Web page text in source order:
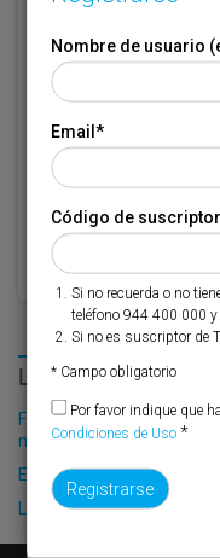
Si no es suscriptor de
* Campo obligatorio
Por favor indique que
de Uso
LO MÁS LEÍDO
Fribasa refuerza su
nueva base en Vizcaya
El Puerto de Valencia
La futura terminal ro-pax
Nombre de usuario
Email*
Código de suscriptor
Si no recuerda o no
teléfono 944 400 000 y
Si no es suscriptor de
* Campo obligatorio
Por favor indique que
Condiciones de Uso *